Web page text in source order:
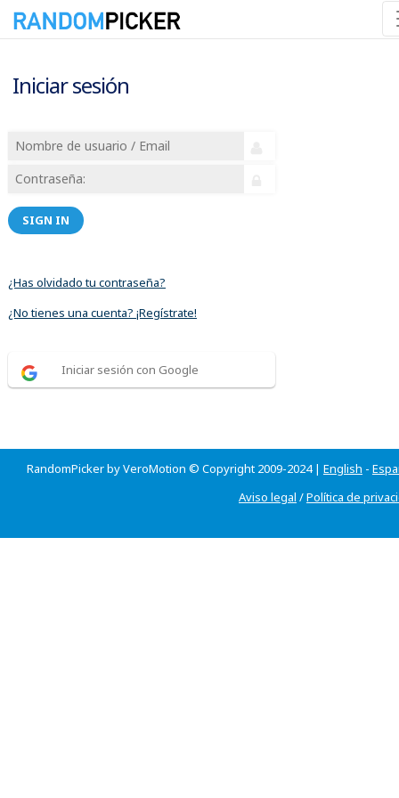
Iniciar sesión
SIGN IN
¿Has olvidado tu contraseña?
¿No tienes una cuenta? ¡Regístrate!
Iniciar sesión con Google
RandomPicker by VeroMotion © Copyright 2009-2024 | English -
Aviso legal /Política de